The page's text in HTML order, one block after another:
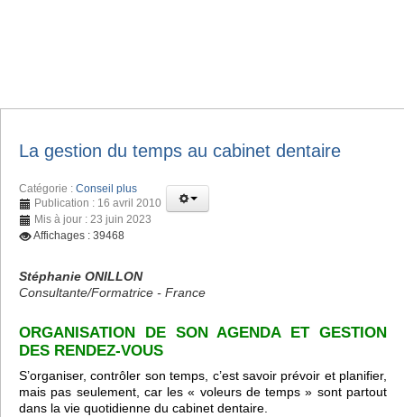
La gestion du temps au cabinet dentaire
Catégorie : Conseil plus
Publication : 16 avril 2010
Mis à jour : 23 juin 2023
Affichages : 39468
Stéphanie ONILLON
Consultante/Formatrice - France
ORGANISATION DE SON AGENDA ET GESTION
DES RENDEZ-VOUS
S’organiser, contrôler son temps, c’est savoir prévoir et planifier,
mais pas seulement, car les « voleurs de temps » sont partout
dans la vie quotidienne du cabinet dentaire.